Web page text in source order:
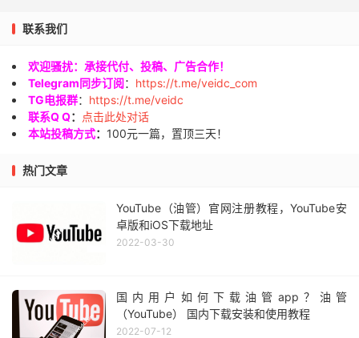
联系我们
欢迎骚扰：承接代付、投稿、广告合作！
Telegram同步订阅： https://t.me/veidc_com
TG电报群： https://t.me/veidc
联系Q Q：
点击此处对话
本站投稿方式： 100元一篇，置顶三天！
热门文章
YouTube（油管）官网注册教程，YouTube安
卓版和iOS下载地址
2022-03-30
国内用户如何下载油管app？油管
（YouTube） 国内下载安装和使用教程
2022-07-12